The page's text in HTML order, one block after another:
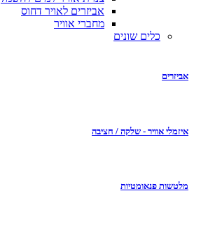
אביזרים לאויר דחוס
מחברי אוויר
כלים שונים
אביזרים
איזמלי אוויר - שלקה / חציבה
מלטשות פנאומטיות